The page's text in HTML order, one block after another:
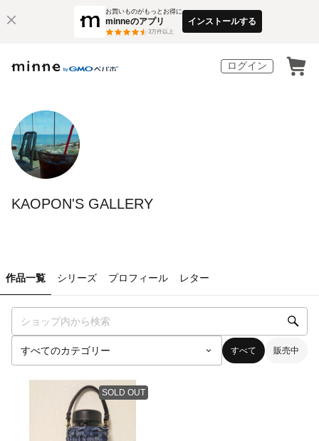
お買いものがもっとお得に
minneのアプリ
3万件以上
インストールする
ログイン
KAOPON'S GALLERY
作品一覧 シリーズ プロフィール レター
すべて 販売中
SOLD OUT